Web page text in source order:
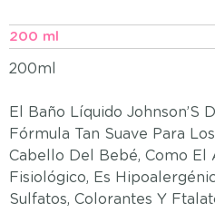
200 ml
200ml
El Baño Líquido Johnson’S
Fórmula Tan Suave Para
Cabello Del Bebé, Como El
Fisiológico, Es
Sulfatos, Colorantes Y